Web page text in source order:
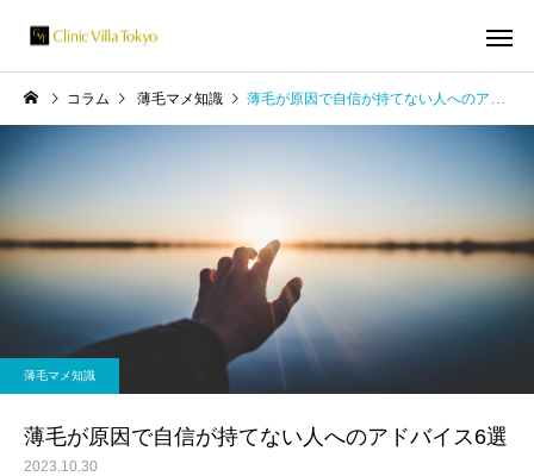
コラム 薄毛マメ知識 薄毛が原因で自信が持てない人へのアドバイス6選
薄毛マメ知識
薄毛が原因で自信が持てない人へのアドバイス6選
2023.10.30